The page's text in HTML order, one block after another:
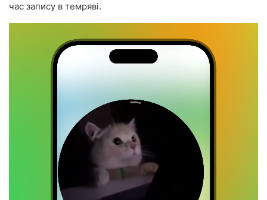
час запису в темряві.